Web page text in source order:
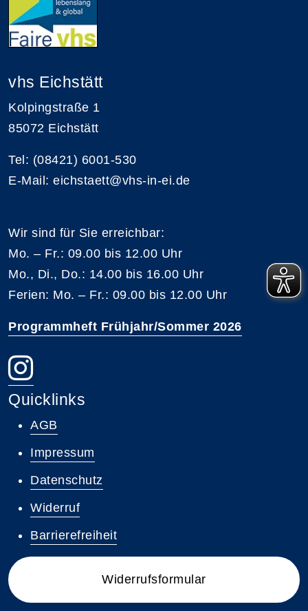
vhs Eichstätt
Kolpingstraße 1
85072 Eichstätt
Tel: (08421) 6001-530
E-Mail: eichstaett@vhs-in-ei.de
Wir sind für Sie erreichbar:
Mo. – Fr.: 09.00 bis 12.00 Uhr
Mo., Di., Do.: 14.00 bis 16.00 Uhr
Ferien: Mo. – Fr.: 09.00 bis 12.00 Uhr
Programmheft Frühjahr/Sommer 2026
Quicklinks
AGB
Impressum
Datenschutz
Widerruf
Barrierefreiheit
Widerrufsformular